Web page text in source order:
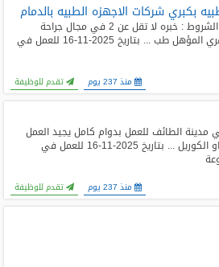
بكبري شركات الاجهزه الطبيه بالدمام
مندوب مبيعات مستلزمات طبيه الشروط : خبره لا تقل عن 2 في مجال جراحة
العظام والمفاصل و العمود الفقري المؤهل طب ... بتاريخ 2025-11-16 للعمل في
منذ 237 يوم تقدم للوظيفة
الطائف للعمل بدوام كامل يجيد العمل
على الفوتوشوب والاليستريتور او الكوريل ... بتاريخ 2025-11-16 للعمل في
منذ 237 يوم تقدم للوظيفة